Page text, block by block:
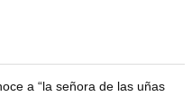
a “la señora de las uñas